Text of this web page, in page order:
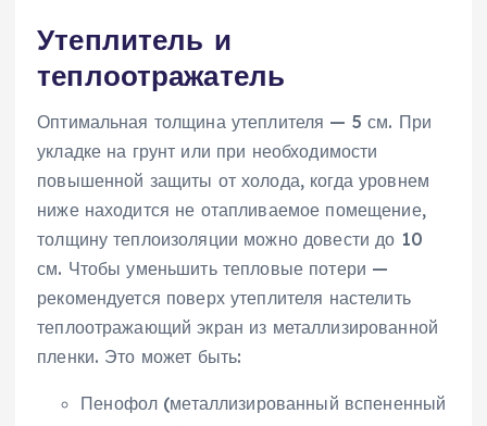
Утеплитель и
теплоотражатель
Оптимальная толщина утеплителя — 5 см. При
укладке на грунт или при необходимости
повышенной защиты от холода, когда уровнем
ниже находится не отапливаемое помещение,
толщину теплоизоляции можно довести до 10
см. Чтобы уменьшить тепловые потери —
рекомендуется поверх утеплителя настелить
теплоотражающий экран из металлизированной
пленки. Это может быть:
Пенофол (металлизированный вспененный